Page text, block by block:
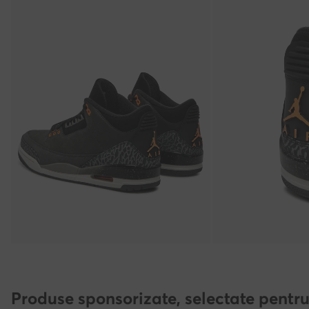
Produse sponsorizate, selectate